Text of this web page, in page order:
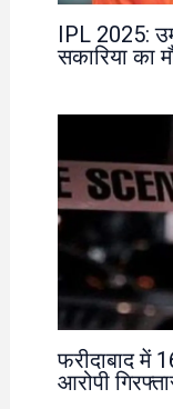
IPL 2025:
सकारिया का
फरीदाबाद में
आरोपी